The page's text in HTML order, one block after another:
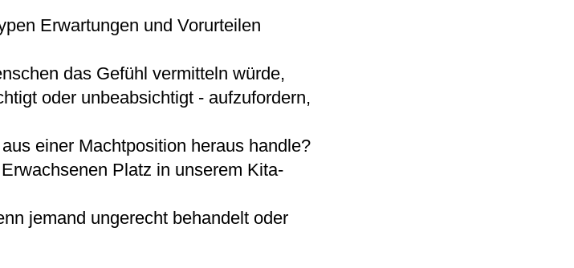
Erwartungen und Vorurteilen
das Gefühl vermitteln würde,
oder unbeabsichtigt - aufzufordern,
einer Machtposition heraus handle?
Platz in unserem Kita-
jemand ungerecht behandelt oder